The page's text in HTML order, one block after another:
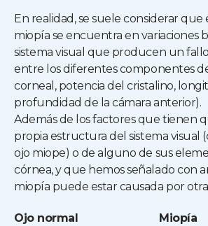
En realidad, se suele considerar
miopía se encuentra en variaciones
sistema visual que producen un
entre los diferentes componentes
corneal, potencia del cristalino,
profundidad de la cámara anterior).
Además de los factores que tienen
propia estructura del sistema visual
ojo miope) o de alguno de sus
córnea, y que hemos señalado con
miopía puede estar causada por
Ojo normal Miopía